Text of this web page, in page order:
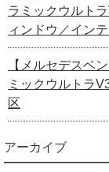
ラミックウルト
ィンドウ／イン
【メルセデスベ
ミックウルトラ
区
アーカイブ